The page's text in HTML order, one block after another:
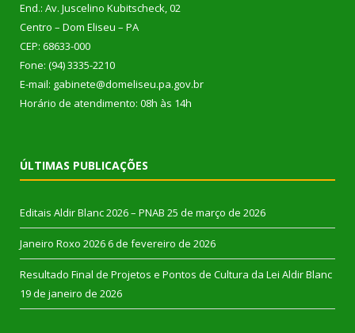
End.: Av. Juscelino Kubitscheck, 02
Centro – Dom Eliseu – PA
CEP: 68633-000
Fone: (94) 3335-2210
E-mail: gabinete@domeliseu.pa.gov.br
Horário de atendimento: 08h às 14h
ÚLTIMAS PUBLICAÇÕES
Editais Aldir Blanc 2026 – PNAB 25 de março de 2026
Janeiro Roxo 2026 6 de fevereiro de 2026
Resultado Final de Projetos e Pontos de Cultura da Lei Aldir Blanc
19 de janeiro de 2026